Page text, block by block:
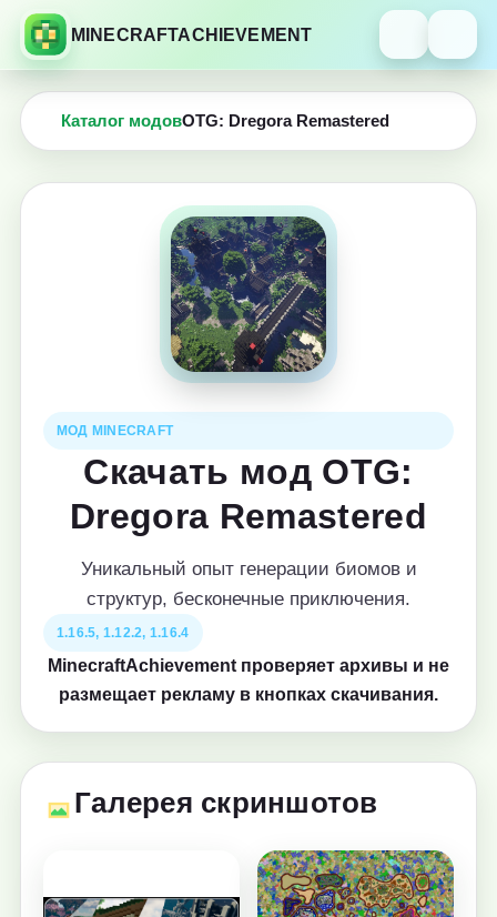
MINECRAFTACHIEVEMENT
Каталог модовOTG: Dregora Remastered
МОД MINECRAFT
Скачать мод OTG:
Dregora Remastered
Уникальный опыт генерации биомов и
структур, бесконечные приключения.
1.16.5, 1.12.2, 1.16.4
MinecraftAchievement проверяет архивы и не
размещает рекламу в кнопках скачивания.
Галерея скриншотов